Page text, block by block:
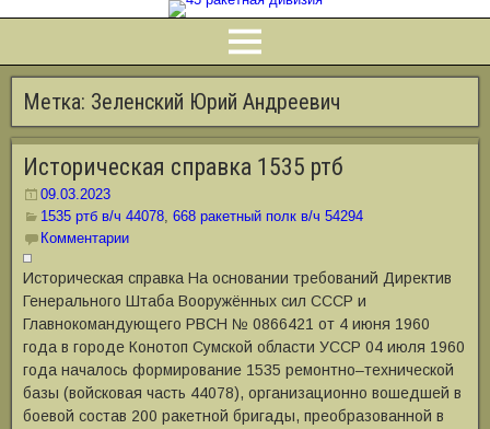
Метка: Зеленский Юрий Андреевич
Историческая справка 1535 ртб
09.03.2023
1535 ртб в/ч 44078, 668 ракетный полк в/ч 54294
Комментарии
Историческая справка На основании требований Директив
Генерального Штаба Вооружённых сил СССР и
Главнокомандующего РВСН № 0866421 от 4 июня 1960
года в городе Конотоп Сумской области УССР 04 июля 1960
года началось формирование 1535 ремонтно‒технической
базы (войсковая часть 44078), организационно вошедшей в
боевой состав 200 ракетной бригады, преобразованной в